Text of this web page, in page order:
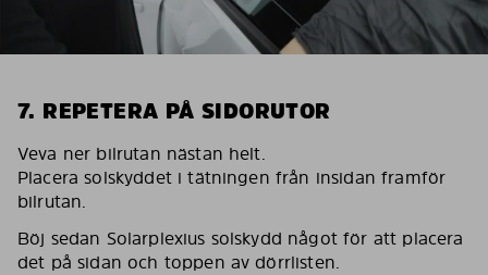
7. REPETERA PÅ SIDORUTOR
Veva ner bilrutan nästan helt.
Placera solskyddet i tätningen från insidan framför
bilrutan.
Böj sedan Solarplexius solskydd något för att placera
det på sidan och toppen av dörrlisten.